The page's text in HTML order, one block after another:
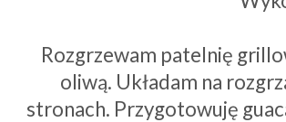
Rozgrzewam patelnię
oliwą. Układam na
stronach. Przygotowuję